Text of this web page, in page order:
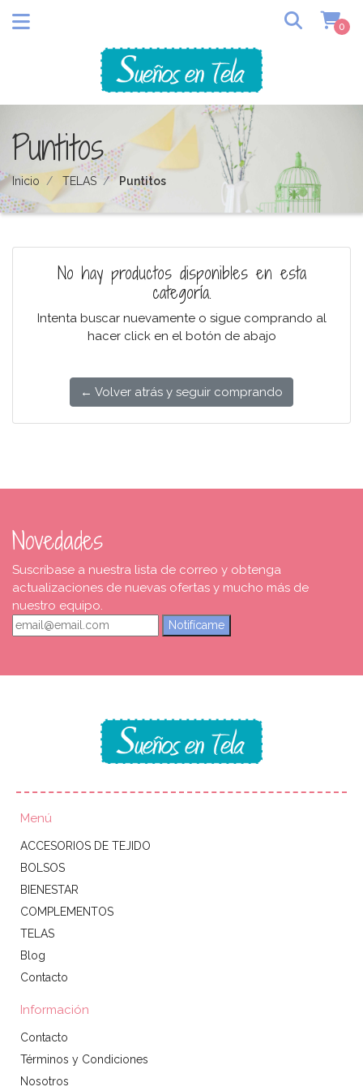
0
Puntitos
Inicio TELAS Puntitos
No hay productos disponibles en esta
categoría.
Intenta buscar nuevamente o sigue comprando al
hacer click en el botón de abajo
← Volver atrás y seguir comprando
Novedades
Suscríbase a nuestra lista de correo y obtenga
actualizaciones de nuevas ofertas y mucho más de
nuestro equipo.
Notifícame
Menú
ACCESORIOS DE TEJIDO
BOLSOS
BIENESTAR
COMPLEMENTOS
TELAS
Blog
Contacto
Información
Contacto
Términos y Condiciones
Nosotros